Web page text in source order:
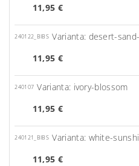
11,95 €
240122_BIBS Varianta: desert-
11,95 €
240107 Varianta: ivory-blossom
11,95 €
240121_BIBS Varianta: white-
11,95 €